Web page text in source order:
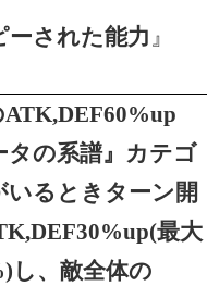
ーされた能力』
ATK,DEF60%up
タの系譜』カテゴ
いるときターン開
最大
し、敵全体の